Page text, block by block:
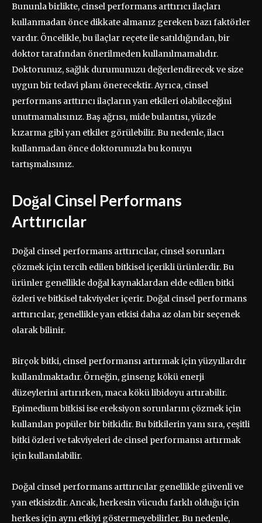
Bununla birlikte, cinsel performans arttırıcı ilaçları
kullanmadan önce dikkate almanız gereken bazı faktörler
vardır. Öncelikle, bu ilaçlar reçete ile satıldığından, bir
doktor tarafından önerilmeden kullanılmamalıdır.
Doktorunuz, sağlık durumunuzu değerlendirecek ve size
uygun bir tedavi planı önerecektir. Ayrıca, cinsel
performans arttırıcı ilaçların yan etkileri olabileceğini
unutmamalısınız. Baş ağrısı, mide bulantısı, yüzde
kızarma gibi yan etkiler görülebilir. Bu nedenle, ilacı
kullanmadan önce doktorunuzla bu konuyu
tartışmalısınız.
Doğal Cinsel Performans
Arttırıcılar
Doğal cinsel performans arttırıcılar, cinsel sorunları
çözmek için tercih edilen bitkisel içerikli ürünlerdir. Bu
ürünler genellikle doğal kaynaklardan elde edilen bitki
özleri ve bitkisel takviyeler içerir. Doğal cinsel performans
arttırıcılar, genellikle yan etkisi daha az olan bir seçenek
olarak bilinir.
Birçok bitki, cinsel performansı artırmak için yüzyıllardır
kullanılmaktadır. Örneğin, ginseng kökü enerji
düzeylerini artırırken, maca kökü libidoyu artırabilir.
Epimedium bitkisi ise ereksiyon sorunlarını çözmek için
kullanılan popüler bir bitkidir. Bu bitkilerin yanı sıra, çeşitli
bitki özleri ve takviyeleri de cinsel performansı artırmak
için kullanılabilir.
Doğal cinsel performans arttırıcılar genellikle güvenli ve
yan etkisizdir. Ancak, herkesin vücudu farklı olduğu için
herkes için aynı etkiyi göstermeyebilirler. Bu nedenle,